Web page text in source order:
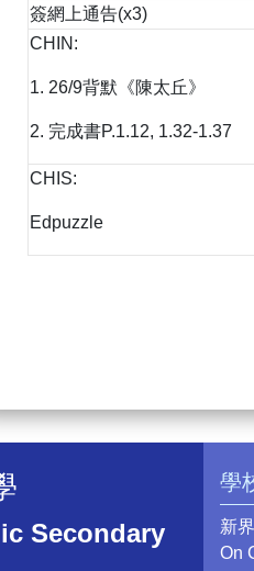
簽網上通告(x3)
CHIN:
1. 26/9背默《陳太丘》
2. 完成書P.1.12, 1.32-1.37
CHIS:
Edpuzzle
Secondary
學
新
On